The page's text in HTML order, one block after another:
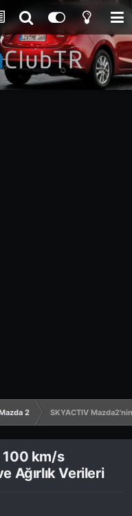
2 SKYACTIV
100 km/s
Ağırlık Verileri